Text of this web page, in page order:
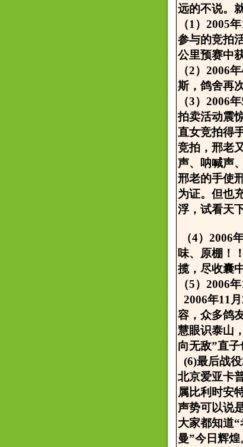
远的不说。
（1）2005
参与的竞拍
公里预赛中
（2）2006
斯，鸽舍再
（3）2006
拍卖活动震
直女竞拍得
竞拍，邢老
声、呐喊声
邢老的手使
为证。但也
浮，试看天
（4）2006
味、原棚！
揽，尽收囊中
（5）2006
2006年11
容，众多鸽
慧眼识泰山
向无敌”直子
(6)最后战
北京爱亚卡
属比利时安
声势可以说
大家都知道
曼”今日辉煌